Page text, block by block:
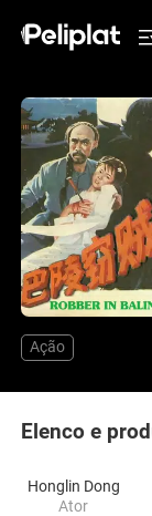
Ação
Elenco e
Honglin Dong
Ator